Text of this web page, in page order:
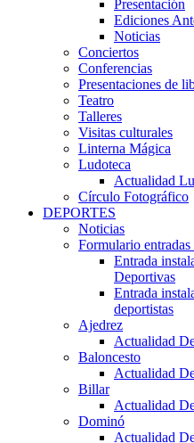
Presentación
Ediciones
Noticias
Conciertos
Conferencias
Presentaciones de
Teatro
Talleres
Visitas culturales
Linterna Mágica
Ludoteca
Actualidad
Círculo Fotográfico
DEPORTES
Noticias
Formulario
Entrada
Deportivas
Entrada
deportistas
Ajedrez
Actualidad
Baloncesto
Actualidad
Billar
Actualidad
Dominó
Actualidad